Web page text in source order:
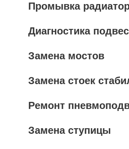
Промывка
Диагностика
Замена мостов
Замена стоек
Ремонт
Замена ступицы